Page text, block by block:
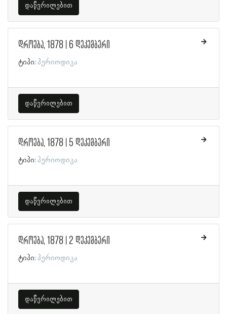
დაწვრილებით
დროება, 1878 | 6 დეკემბერი
ტიპი: პერიოდიკა
დაწვრილებით
დროება, 1878 | 5 დეკემბერი
ტიპი: პერიოდიკა
დაწვრილებით
დროება, 1878 | 2 დეკემბერი
ტიპი: პერიოდიკა
დაწვრილებით